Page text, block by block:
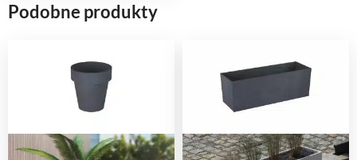
Podobne produkty